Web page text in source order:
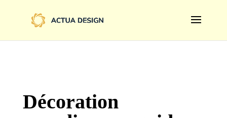
family=Limelight&display=swap');
Décoration